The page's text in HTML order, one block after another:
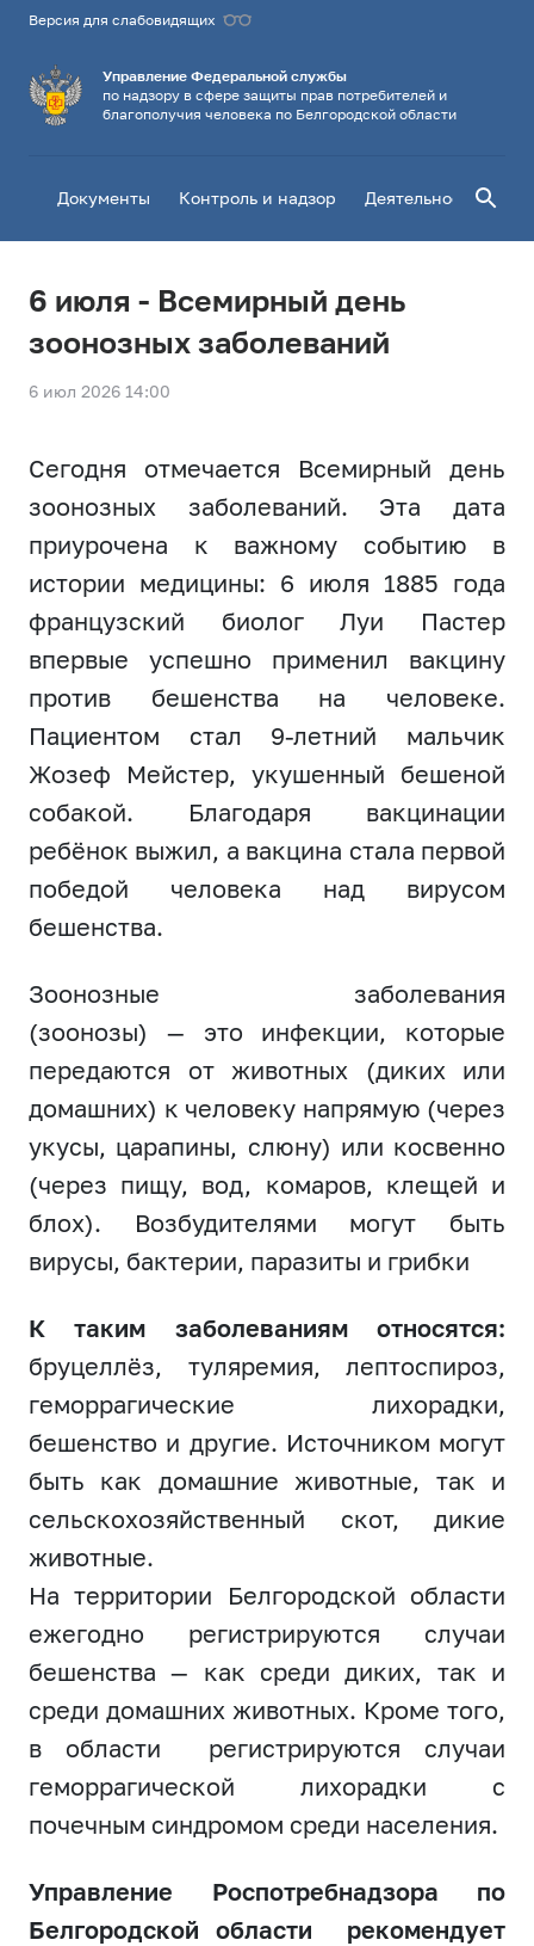
Управление Федеральной службы
по надзору в сфере защиты прав потребителей и
благополучия человека по Белгородской области
Версия для слабовидящих
Документы Контроль и надзор ДеятельностьПоиск
6 июля - Всемирный день
зоонозных заболеваний
6 июл 2026 14:00
Сегодня отмечается Всемирный день
зоонозных заболеваний. Эта дата
приурочена к важному событию в
истории медицины: 6 июля 1885 года
французский биолог Луи Пастер
впервые успешно применил вакцину
против бешенства на человеке.
Пациентом стал 9-летний мальчик
Жозеф Мейстер, укушенный бешеной
собакой. Благодаря вакцинации
ребёнок выжил, а вакцина стала первой
победой человека над вирусом
бешенства.
Зоонозные заболевания
(зоонозы) — это инфекции, которые
передаются от животных (диких или
домашних) к человеку напрямую (через
укусы, царапины, слюну) или косвенно
(через пищу, вод, комаров, клещей и
блох). Возбудителями могут быть
вирусы, бактерии, паразиты и грибки
К таким заболеваниям относятся:
бруцеллёз, туляремия, лептоспироз,
геморрагические лихорадки,
бешенство и другие. Источником могут
быть как домашние животные, так и
сельскохозяйственный скот, дикие
животные.
На территории Белгородской области
ежегодно регистрируются случаи
бешенства — как среди диких, так и
среди домашних животных. Кроме того,
в области регистрируются случаи
геморрагической лихорадки с
почечным синдромом среди населения.
Управление Роспотребнадзора по
Белгородской области рекомендует